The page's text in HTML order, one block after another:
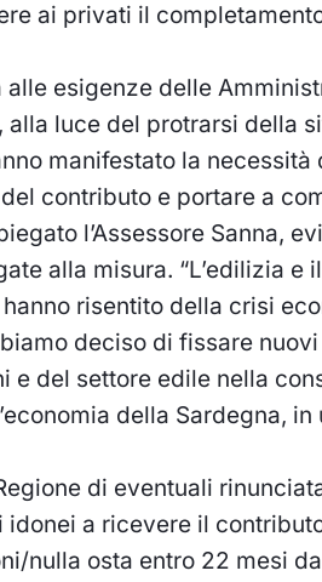
ai privati il
esigenze delle
luce del protrarsi della
manifestato la
contributo e portare a
l’Assessore Sanna,
alla misura. “L’edilizia e
risentito della crisi
deciso di fissare
e del settore edile nella
della Sardegna,
di eventuali
a ricevere il
nulla osta entro 22 mesi